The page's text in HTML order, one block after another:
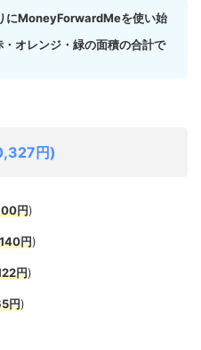
にMoneyForwardMeを使い始
オレンジ・緑の面積の合計で
円)
円)
円)
円)
円)